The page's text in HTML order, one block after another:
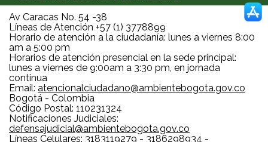
Av Caracas No. 54 -38
Líneas de Atención +57 (1) 3778899
Horario de atención a la ciudadanía: lunes a viernes 8:00
am a 5:00 pm
Horarios de atención presencial en la sede principal:
lunes a viernes de 9:00am a 3:30 pm, en jornada
continua
Email: atencionalciudadano@ambientebogota.gov.co
Bogotá - Colombia
Código Postal: 110231324
Notificaciones Judiciales:
defensajudicial@ambientebogota.gov.co
Líneas Celulares: 3183119279 - 3186298934 -